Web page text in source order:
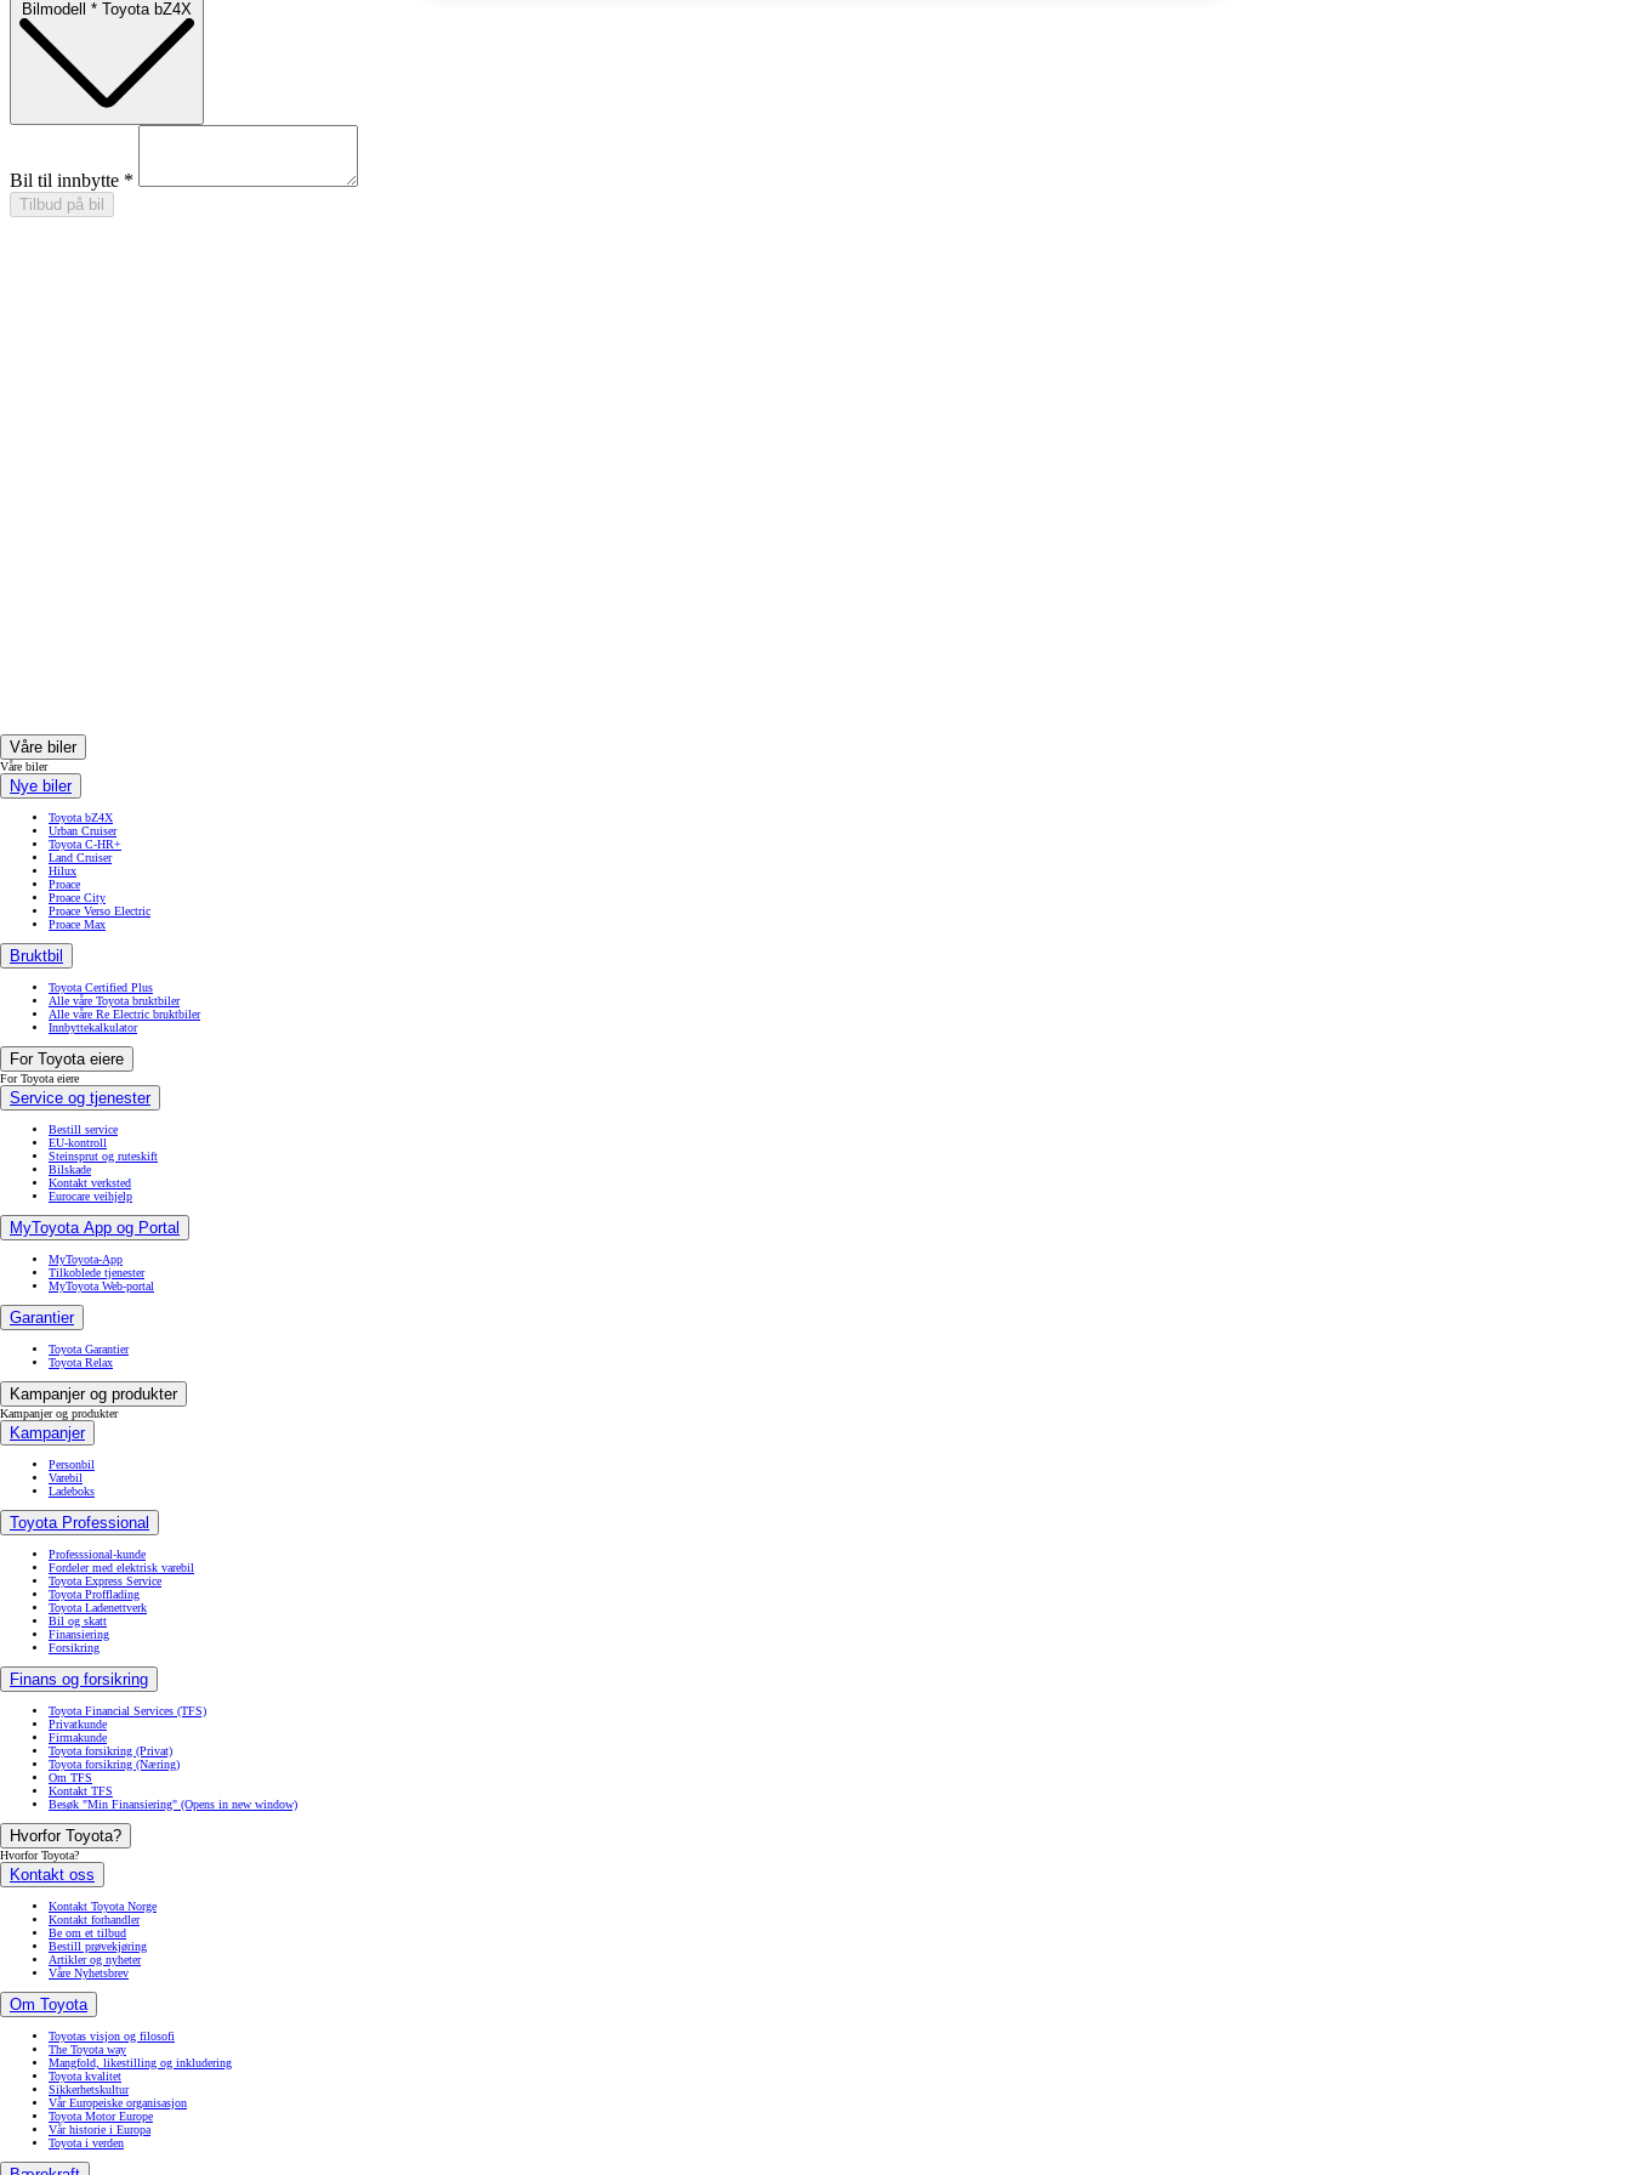
Fra kr 627 500 inkl. MVA
Våre biler
Våre biler
Nye biler
Toyota bZ4X
Urban Cruiser
Toyota C-HR+
Land Cruiser
Hilux
Proace
Proace City
Proace Verso Electric
Proace Max
Bruktbil
Toyota Certified Plus
Alle våre Toyota bruktbiler
Alle våre Re Electric bruktbiler
Innbyttekalkulator
For Toyota eiere
For Toyota eiere
Service og tjenester
Bestill service
EU-kontroll
Steinsprut og ruteskift
Bilskade
Kontakt verksted
Eurocare veihjelp
MyToyota App og Portal
MyToyota-App
Tilkoblede tjenester
MyToyota Web-portal
Garantier
Toyota Garantier
Toyota Relax
Kampanjer og produkter
Kampanjer og produkter
Kampanjer
Personbil
Varebil
Ladeboks
Toyota Professional
Professsional-kunde
Fordeler med elektrisk varebil
Toyota Express Service
Toyota Profflading
Toyota Ladenettverk
Bil og skatt
Finansiering
Forsikring
Finans og forsikring
Toyota Financial Services (TFS)
Privatkunde
Firmakunde
Toyota forsikring (Privat)
Toyota forsikring (Næring)
Om TFS
Kontakt TFS
Besøk "Min Finansiering" (Opens in new window)
Hvorfor Toyota?
Hvorfor Toyota?
Kontakt oss
Kontakt Toyota Norge
Kontakt forhandler
Be om et tilbud
Bestill prøvekjøring
Artikler og nyheter
Våre Nyhetsbrev
Om Toyota
Toyotas visjon og filosofi
The Toyota way
Mangfold, likestilling og inkludering
Toyota kvalitet
Sikkerhetskultur
Vår Europeiske organisasjon
Toyota Motor Europe
Vår historie i Europa
Toyota i verden